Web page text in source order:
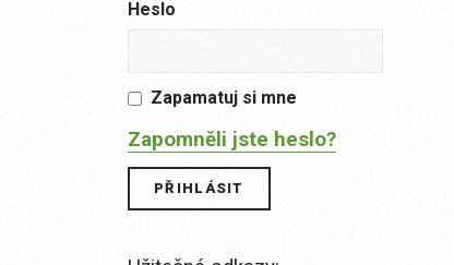
Heslo
Zapamatuj si mne
Zapomněli jste heslo?